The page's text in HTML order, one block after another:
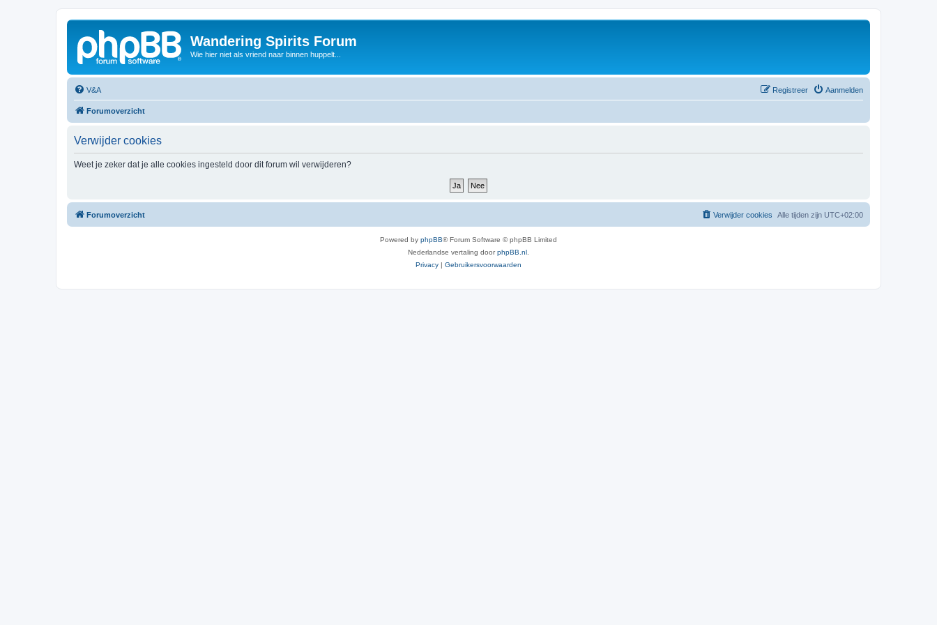
Wandering Spirits Forum
Wie hier niet als vriend naar binnen huppelt...
V&A Aanmelden
Registreer
Forumoverzicht
Verwijder cookies
Weet je zeker dat je alle cookies ingesteld door dit forum wil verwijderen?
Forumoverzicht Alle tijden zijn UTC+02:00
Verwijder cookies
Powered by phpBB® Forum Software © phpBB Limited
Nederlandse vertaling doorphpBB.nl
Privacy | Gebruikersvoorwaarden